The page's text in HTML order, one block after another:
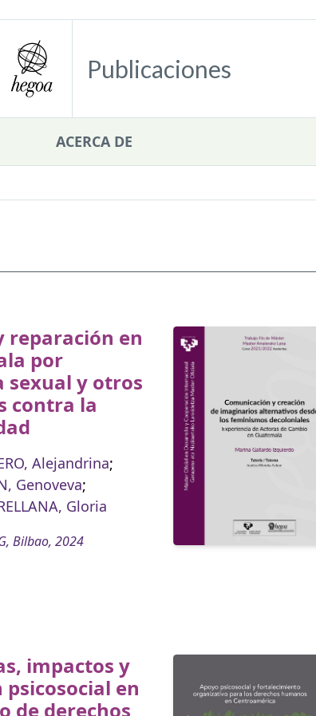
Publicaciones
ACERCA DE
reparación en
por
sexual y otros
contra la
Alejandrina;
Genoveva;
Gloria
Bilbao, 2024
impactos y
en
de derechos